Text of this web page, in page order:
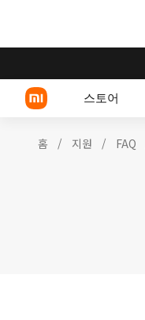
스토어
홈 / 지원 / FAQ